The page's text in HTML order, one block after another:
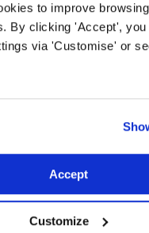
to improve
By clicking 'Accept', you
via 'Customise' or
Accept
Customize
sich für unseren Newsletter
neuesten Sonderangebote